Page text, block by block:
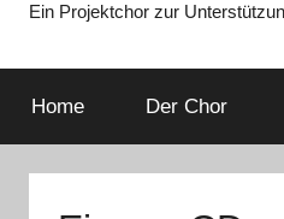
Ein Projektchor zur
Home Der Chor